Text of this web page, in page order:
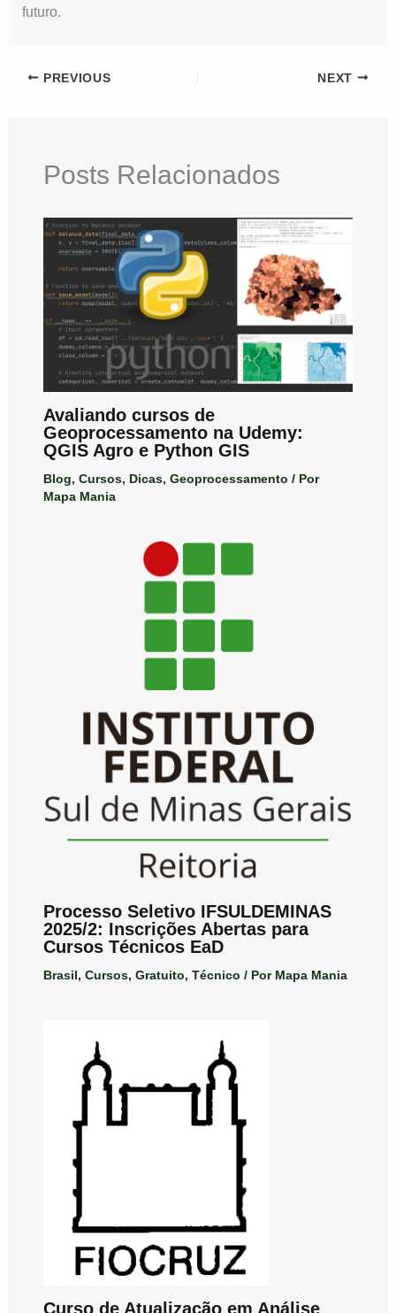
futuro.
PREVIOUS NEXT
Posts Relacionados
Avaliando cursos de
Geoprocessamento na Udemy:
QGIS Agro e Python GIS
Blog, Cursos, Dicas, Geoprocessamento / Por
Mapa Mania
Processo Seletivo IFSULDEMINAS
2025/2: Inscrições Abertas para
Cursos Técnicos EaD
Brasil, Cursos, Gratuito, Técnico / Por Mapa Mania
Curso de Atualização em Análise